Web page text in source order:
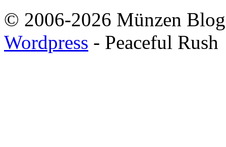
© 2006-2026 Münzen
Wordpress - Peaceful Rush